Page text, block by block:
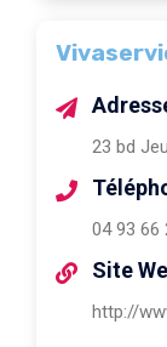
23 bd
04 93 66
Site
http://